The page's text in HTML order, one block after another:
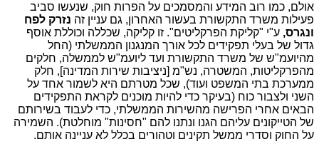
אולם, כמו רוב המידע והמסמכים על הפרות חוק, שנעשו סביב
פעילות משרד התקשורת בעשור האחרון, גם עניין זה נזרק לפח
ונגרס, ע"י "קליקת הפרקליטים". זו קליקה, שכללה וכוללת אוסף
גדול של בעלי תפקידים לכל אורך המנגנון הממשלתי (החל
מהיועמ"ש של משרד התקשורת ועד ליועמ"ש לממשלה, חלקים
מהפרקליטות, המשטרה, נש"מ [ניציבות שירות המדינה], חלק
ממערכת בתי המשפט ועוד), שכל מטרתם היא לשמור אחד על
השני ולצבור כוח (בעיקר כדי להיות מוכנים לקראת התפקידים
הבאים אחרי הפרישה מהשירות הממשלתי, כדי לעבוד בשירותם
של הטייקונים עליהם הגנו ונתנו להם "חסינות" מוחלטת). השמירה
על החוק וסדרי ממשל תקינים וטהורים בכלל לא עניינה אותם.